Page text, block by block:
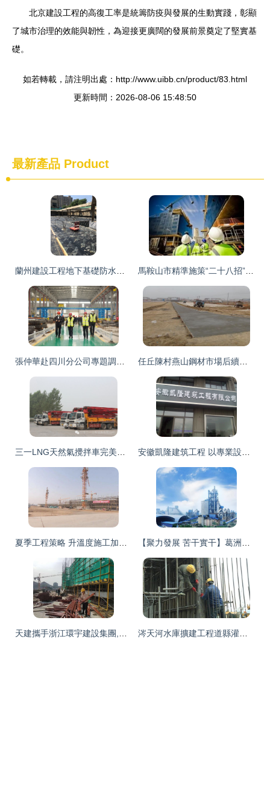
北京建設工程的高復工率是統籌防疫與發展的生動實踐，彰顯
了城市治理的效能與韌性，為迎接更廣闊的發展前景奠定了堅實基
礎。
如若轉載，請注明出處：http://www.uibb.cn/product/83.html
更新時間：2026-08-06 15:48:50
最新產品 Product